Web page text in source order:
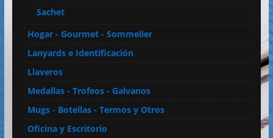
Sachet
Hogar - Gourmet - Sommelier
Lanyards e Identificación
Llaveros
Medallas - Trofeos - Galvanos
Mugs - Botellas - Termos y Otros
Oficina y Escritorio